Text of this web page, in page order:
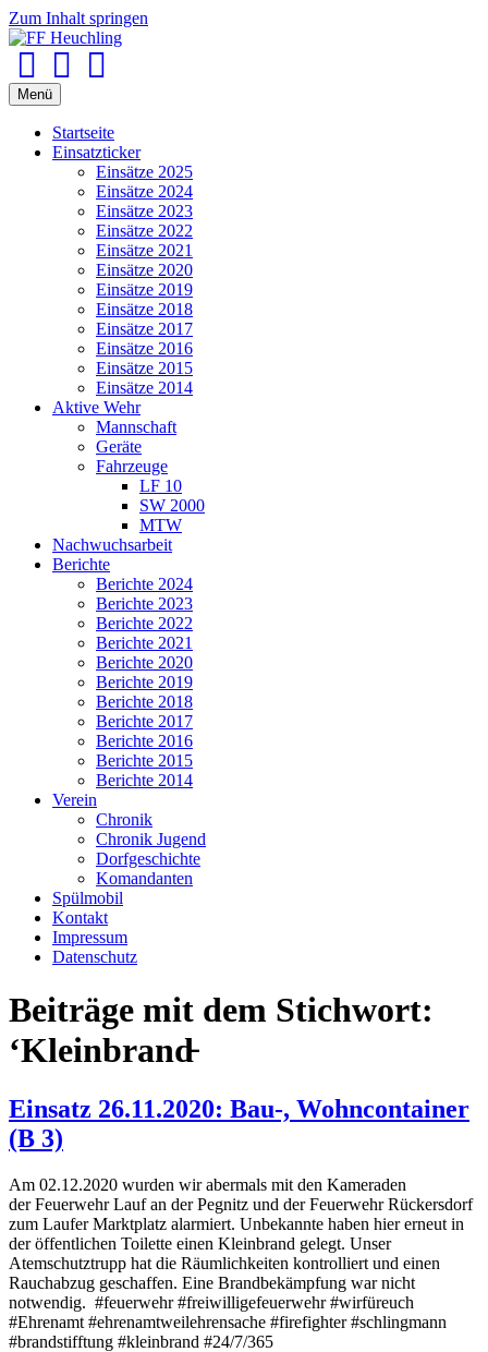
Zum Inhalt springen
Menü
Startseite
Einsatzticker
Einsätze 2025
Einsätze 2024
Einsätze 2023
Einsätze 2022
Einsätze 2021
Einsätze 2020
Einsätze 2019
Einsätze 2018
Einsätze 2017
Einsätze 2016
Einsätze 2015
Einsätze 2014
Aktive Wehr
Mannschaft
Geräte
Fahrzeuge
LF 10
SW 2000
MTW
Nachwuchsarbeit
Berichte
Berichte 2024
Berichte 2023
Berichte 2022
Berichte 2021
Berichte 2020
Berichte 2019
Berichte 2018
Berichte 2017
Berichte 2016
Berichte 2015
Berichte 2014
Verein
Chronik
Chronik Jugend
Dorfgeschichte
Komandanten
Spülmobil
Kontakt
Impressum
Datenschutz
Beiträge mit dem Stichwort:
‘Kleinbrand̵
Einsatz 26.11.2020: Bau-, Wohncontainer
(B 3)
Am 02.12.2020 wurden wir abermals mit den Kameraden
der Feuerwehr Lauf an der Pegnitz und der Feuerwehr Rückersdorf
zum Laufer Marktplatz alarmiert. Unbekannte haben hier erneut in
der öffentlichen Toilette einen Kleinbrand gelegt. Unser
Atemschutztrupp hat die Räumlichkeiten kontrolliert und einen
Rauchabzug geschaffen. Eine Brandbekämpfung war nicht
notwendig. #feuerwehr #freiwilligefeuerwehr #wirfüreuch
#Ehrenamt #ehrenamtweilehrensache #firefighter #schlingmann
#brandstifftung #kleinbrand #24/7/365